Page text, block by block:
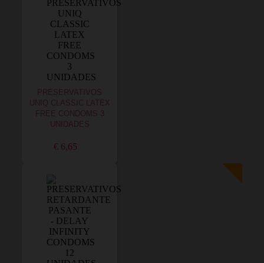
PRESERVATIVOS
UNIQ CLASSIC LATEX
FREE CONDOMS 3
UNIDADES
€ 6,65